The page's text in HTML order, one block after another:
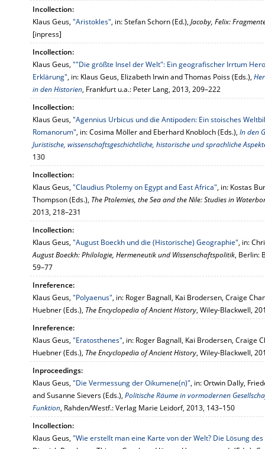
Incollection:
Klaus Geus, "Aristokles", in: Stefan Schorn (Ed.), Jacoby, Felix:
[inpress]
Incollection:
Klaus Geus, ""Die größte Insel der Welt": Ein geografischer Irrtum
Erklärung", in: Klaus Geus, Elizabeth Irwin and Thomas Poiss (Eds.),
in den Historien, Frankfurt u.a.: Peter Lang, 2013, 209–222
Incollection:
Klaus Geus, "Agennius Urbicus und die Antipoden: Ein stoisches
Romanorum", in: Cosima Möller and Eberhard Knobloch (Eds.), In den
Juristische, wissenschaftsgeschichtliche, historische und sprachliche
130
Incollection:
Klaus Geus, "Claudius Ptolemy on Egypt and East Africa", in: Kostas
Thompson (Eds.), The Ptolemies, the Sea and the Nile: Studies in
2013, 218–231
Incollection:
Klaus Geus, "August Boeckh und die (Historische) Geographie", in:
August Boeckh: Philologie, Hermeneutik und Wissenschaftspolitik, Berlin:
59–77
Inreference:
Klaus Geus, "Polyaenus", in: Roger Bagnall, Kai Brodersen, Craige
Huebner (Eds.), The Encyclopedia of Ancient History, Wiley-Blackwell,
Inreference:
Klaus Geus, "Eratosthenes", in: Roger Bagnall, Kai Brodersen, Craige
Huebner (Eds.), The Encyclopedia of Ancient History, Wiley-Blackwell,
Inproceedings:
Klaus Geus, "Die Vermessung der Oikumene(n)", in: Ortwin Dally,
and Susanne Sievers (Eds.), Politische Räume in vormodernen
Funktion, Rahden/Westf.: Verlag Marie Leidorf, 2013, 143–150
Incollection:
Klaus Geus, "Wie erstellt man eine Karte von der Welt? Die Lösung